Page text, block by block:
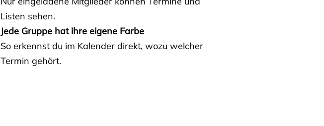
Listen sehen.
Jede Gruppe hat ihre eigene Farbe
So erkennst du im Kalender direkt, wozu welcher
Termin gehört.